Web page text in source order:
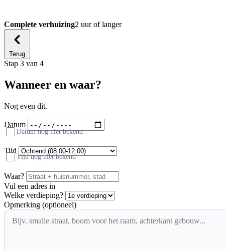
Complete verhuizing2 uur of langer
Terug
Stap 3 van 4
Wanneer en waar?
Nog even dit.
Datum
Datum nog niet bekend
Tijd
Tijd nog niet bekend
Waar?
Vul een adres in
Welke verdieping?
Opmerking (optioneel)